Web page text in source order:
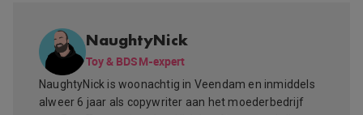
NaughtyNick
Toy & BDSM-expert
NaughtyNick is woonachtig in Veendam en inmiddels
alweer 6 jaar als copywriter aan het moederbedrijf